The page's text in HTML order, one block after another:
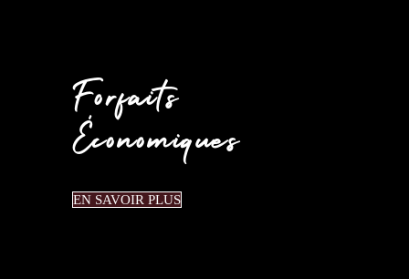
Forfaits
Économiques
EN SAVOIR PLUS